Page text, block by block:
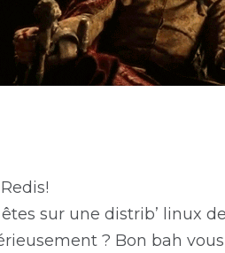
sur une distrib’ linux
? Bon bah